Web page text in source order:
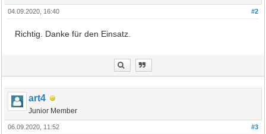
#2
04.09.2020, 16:40
Richtig. Danke für den Einsatz.
art4
Junior Member
#3
06.09.2020, 11:52